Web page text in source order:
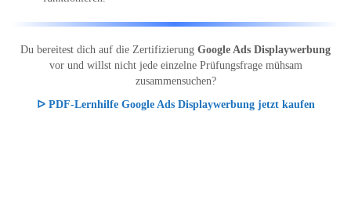
Du bereitest dich auf die Zertifizierung Google Ads Displaywerbung
vor und willst nicht jede einzelne Prüfungsfrage mühsam
zusammensuchen?
ᐅ PDF-Lernhilfe Google Ads Displaywerbung jetzt kaufen